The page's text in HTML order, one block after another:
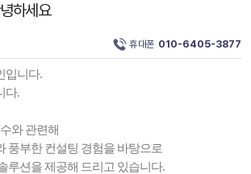
하세요
휴대폰 010-6405-3877
입니다.
다.
와 관련해
풍부한 컨설팅 경험을 바탕으로
루션을 제공해 드리고 있습니다.